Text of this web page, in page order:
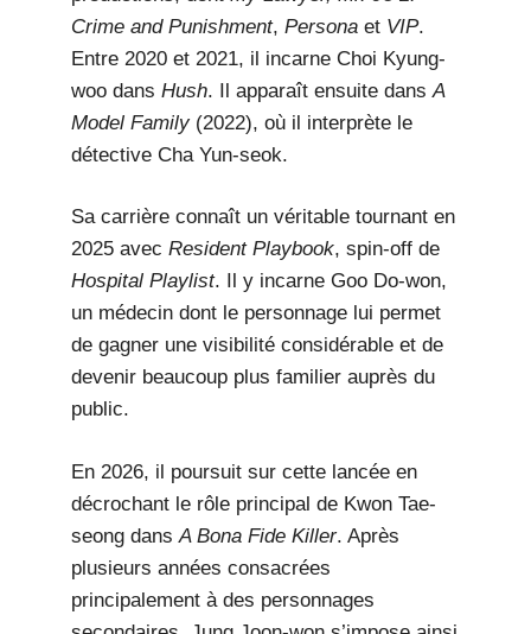
Crime and Punishment, Persona et VIP.
Entre 2020 et 2021, il incarne Choi Kyung-
woo dans Hush. Il apparaît ensuite dans A
Model Family(2022), où il interprète le
détective Cha Yun-seok.
Sa carrière connaît un véritable tournant en
2025 avec Resident Playbook, spin-off de
Hospital Playlist. Il y incarne Goo Do-won,
un médecin dont le personnage lui permet
de gagner une visibilité considérable et de
devenir beaucoup plus familier auprès du
public.
En 2026, il poursuit sur cette lancée en
décrochant le rôle principal de Kwon Tae-
seong dans A Bona Fide Killer. Après
plusieurs années consacrées
principalement à des personnages